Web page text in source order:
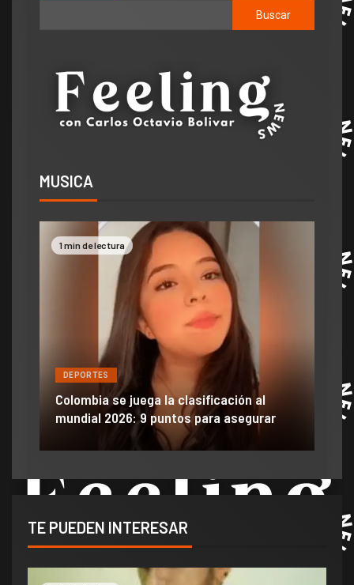
Buscar
MUSICA
2 min de lectura
DEPORTES
Efraín Juárez filtró información y dañó
anuncio de llegada a gigante de México
TE PUEDEN INTERESAR